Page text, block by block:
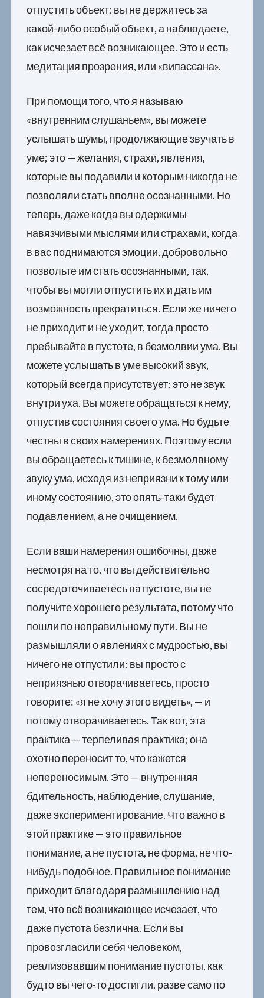
отпустить объект; вы не держитесь за
какой-либо особый объект, а наблюдаете,
как исчезает всё возникающее. Это и есть
медитация прозрения, или «випассана».
При помощи того, что я называю
«внутренним слушаньем», вы можете
услышать шумы, продолжающие звучать в
уме; это — желания, страхи, явления,
которые вы подавили и которым никогда не
позволяли стать вполне осознанными. Но
теперь, даже когда вы одержимы
навязчивыми мыслями или страхами, когда
в вас поднимаются эмоции, добровольно
позвольте им стать осознанными, так,
чтобы вы могли отпустить их и дать им
возможность прекратиться. Если же ничего
не приходит и не уходит, тогда просто
пребывайте в пустоте, в безмолвии ума. Вы
можете услышать в уме высокий звук,
который всегда присутствует; это не звук
внутри уха. Вы можете обращаться к нему,
отпустив состояния своего ума. Но будьте
честны в своих намерениях. Поэтому если
вы обращаетесь к тишине, к безмолвному
звуку ума, исходя из неприязни к тому или
иному состоянию, это опять-таки будет
подавлением, а не очищением.
Если ваши намерения ошибочны, даже
несмотря на то, что вы действительно
сосредоточиваетесь на пустоте, вы не
получите хорошего результата, потому что
пошли по неправильному пути. Вы не
размышляли о явлениях с мудростью, вы
ничего не отпустили; вы просто с
неприязнью отворачиваетесь, просто
говорите: «я не хочу этого видеть», — и
потому отворачиваетесь. Так вот, эта
практика — терпеливая практика; она
охотно переносит то, что кажется
непереносимым. Это — внутренняя
бдительность, наблюдение, слушание,
даже экспериментирование. Что важно в
этой практике — это правильное
понимание, а не пустота, не форма, не что-
нибудь подобное. Правильное понимание
приходит благодаря размышлению над
тем, что всё возникающее исчезает, что
даже пустота безлична. Если вы
провозгласили себя человеком,
реализовавшим понимание пустоты, как
будто вы чего-то достигли, разве само по